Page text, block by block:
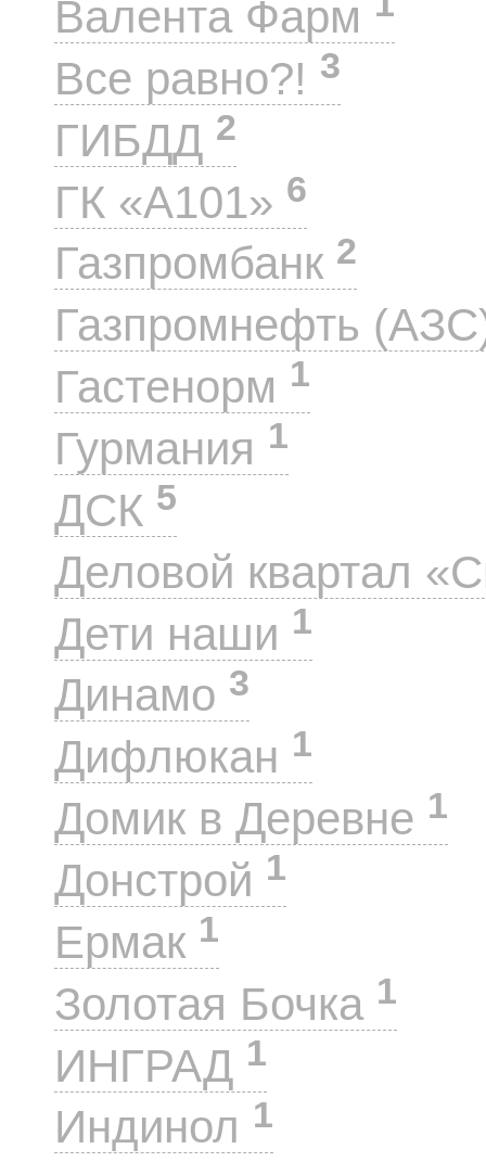
Валента Фарм
Все равно?! 3
ГИБДД 2
ГК «А101» 6
Газпромбанк 2
Газпромнефть
Гастенорм 1
Гурмания 1
ДСК 5
Деловой квартал
Дети наши 1
Динамо 3
Дифлюкан 1
Домик в Деревне 1
Донстрой 1
Ермак 1
Золотая Бочка 1
ИНГРАД 1
Индинол 1